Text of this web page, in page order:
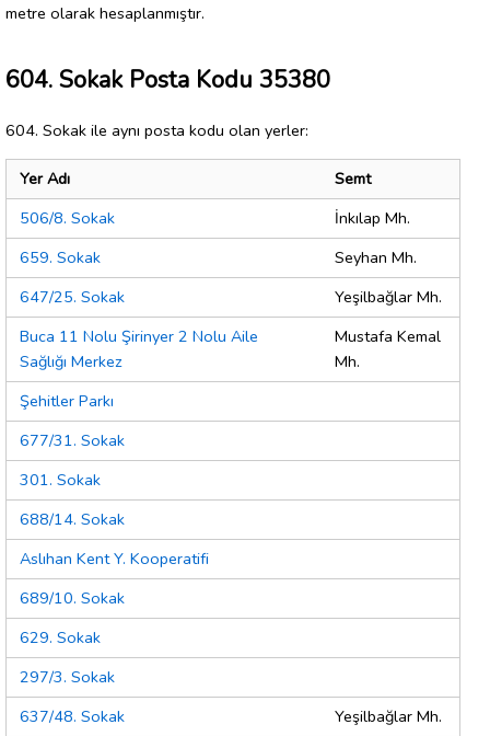
metre olarak hesaplanmıştır.
604. Sokak Posta Kodu 35380
604. Sokak ile aynı posta kodu olan yerler:
Yer Adı
Semt
506/8. Sokak
İnkılap Mh.
659. Sokak
Seyhan Mh.
647/25. Sokak
Yeşilbağlar Mh.
Buca 11 Nolu Şirinyer 2 Nolu Aile
Sağlığı Merkez
Mustafa Kemal
Mh.
Şehitler Parkı
677/31. Sokak
301. Sokak
688/14. Sokak
Aslıhan Kent Y. Kooperatifi
689/10. Sokak
629. Sokak
297/3. Sokak
637/48. Sokak
Yeşilbağlar Mh.